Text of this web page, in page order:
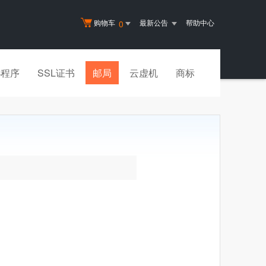
购物车 0 最新公告 帮助中心
序 SSL证书 邮局 云虚机 商标